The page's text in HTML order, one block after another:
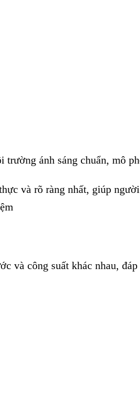
ánh sáng chuẩn, mô
và rõ ràng nhất, giúp
và công suất khác nhau,